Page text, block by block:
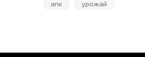
апк урожай